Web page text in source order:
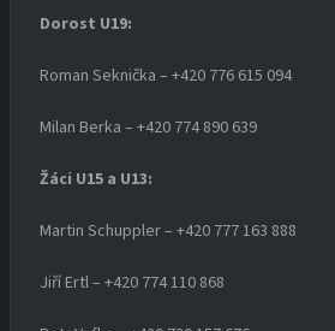
Dorost U19:
Roman Seknička – +420 776 615 094
Milan Berka – +420 774 890 639
Žáci U15 a U13:
Martin Schuppler – +420 777 163 888
Jiří Ertl – +420 774 110 868